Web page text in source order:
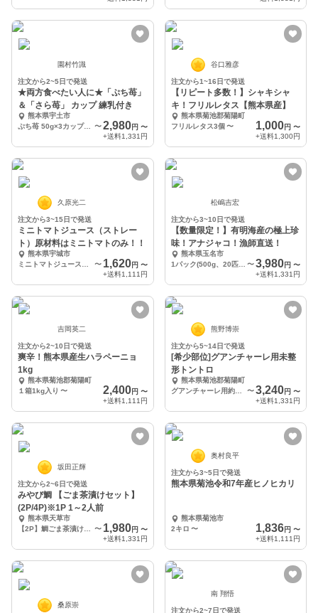
園村竹識
注文から2~5日で発送
★両方食べたい人に★「ぷち苺」
＆「さら苺」 カップ 練乳付き
熊本県宇土市
ぷち苺 50g×3カップ、さら苺 50g×3カップ
〜 2,980円 〜
+送料1,331円
谷口雅彦
注文から1~16日で発送
【リピート多数！】シャキシャ
キ！フリルレタス【熊本県産】
熊本県菊池郡菊陽町
フリルレタス3個 〜 1,000円 〜
+送料1,300円
久原光二
注文から3~15日で発送
ミニトマトジュース（ストレー
ト）原材料はミニトマトのみ！！
熊本県宇城市
〜 1,620円 〜
+送料1,111円
松嶋吉宏
注文から3~10日で発送
【数量限定！】有明海産の極上珍
味！アナジャコ！漁師直送！
熊本県玉名市
1パック(500g、20匹前後)
〜3,980円 〜
+送料1,331円
吉岡英二
注文から2~10日で発送
爽辛！熊本県産生ハラペーニョ
1kg
熊本県菊池郡菊陽町
１箱1kg入り 〜 2,400円 〜
+送料1,111円
熊野博崇
注文から5~14日で発送
[希少部位]グアンチャーレ用未整
形トントロ
熊本県菊池郡菊陽町
グアンチャーレ用約1.2㎏
〜3,240円 〜
+送料1,331円
坂田正輝
注文から2~6日で発送
みやび鯛 【ごま茶漬けセット】
(2P/4P)※1P 1～2人前
熊本県天草市
〜 1,980円 〜
+送料1,331円
奥村良平
注文から3~5日で発送
熊本県菊池令和7年産ヒノヒカリ
熊本県菊池市
2キロ 〜 1,836円 〜
+送料1,111円
桑原崇
南 翔悟
注文から2~7日で発送